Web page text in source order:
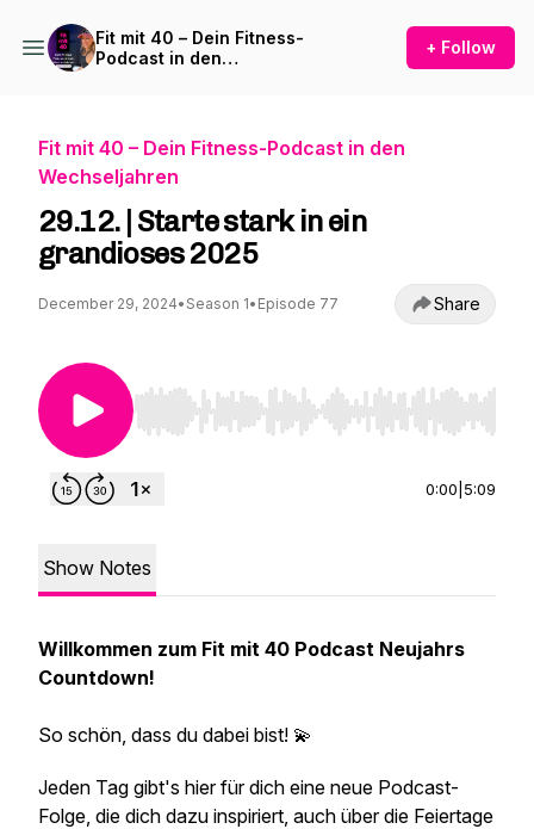
Fit mit 40 – Dein Fitness-
Podcast in den
+ Follow
Fit mit 40 – Dein Fitness-Podcast in den
Wechseljahren
29.12. | Starte stark in ein
grandioses 2025
December 29, 2024• Season 1• Episode 77 Share
Use Left/Right to seek, Home/End to jump to
0:00 5:09
Show Notes
Willkommen zum Fit mit 40 Podcast Neujahrs
Countdown!
So schön, dass du dabei bist! 💫
Jeden Tag gibt's hier für dich eine neue Podcast-
Folge, die dich dazu inspiriert, auch über die Feiertage